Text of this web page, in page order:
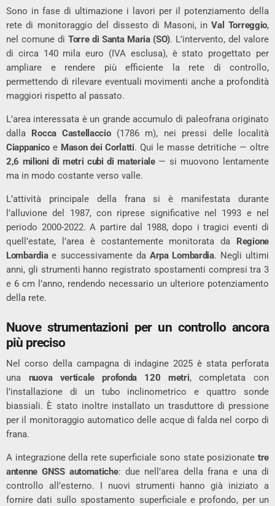
Sono in fase di ultimazione i lavori per il potenziamento della
rete di monitoraggio del dissesto di Masoni, inVal Torreggio,
nel comune di Torre di Santa Maria (SO). L’intervento, del valore
di circa 140 mila euro (IVA esclusa), è stato progettato per
ampliare e rendere più efficiente la rete di controllo,
permettendo di rilevare eventuali movimenti anche a profondità
maggiori rispetto al passato.
L’area interessata è un grande accumulo di paleofrana originato
dalla Rocca Castellaccio(1786 m), nei pressi delle località
Ciappanico e Mason dei Corlatti. Qui le masse detritiche — oltre
2,6 milioni di metri cubi di materiale— si muovono lentamente
ma in modo costante verso valle.
L’attività principale della frana si è manifestata durante
l’alluvione del 1987, con riprese significative nel 1993 e nel
periodo 2000-2022. A partire dal 1988, dopo i tragici eventi di
quell’estate, l’area è costantemente monitorata da Regione
Lombardiae successivamente da Arpa Lombardia. Negli ultimi
anni, gli strumenti hanno registrato spostamenti compresi tra 3
e 6 cm l’anno, rendendo necessario un ulteriore potenziamento
della rete.
Nuove strumentazioni per un controllo ancora
più preciso
Nel corso della campagna di indagine 2025 è stata perforata
una nuova verticale profonda 120 metri, completata con
l’installazione di un tubo inclinometrico e quattro sonde
biassiali. È stato inoltre installato un trasduttore di pressione
per il monitoraggio automatico delle acque di falda nel corpo di
frana.
A integrazione della rete superficiale sono state posizionate tre
antenne GNSS automatiche: due nell’area della frana e una di
controllo all’esterno. I nuovi strumenti hanno già iniziato a
fornire dati sullo spostamento superficiale e profondo, per un